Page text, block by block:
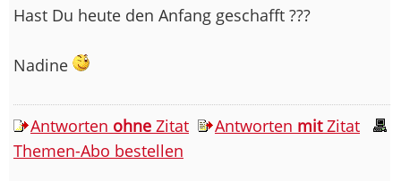
Hast Du heute den Anfang geschafft ???
Nadine
Antworten ohne Zitat Antworten mitZitat
Themen-Abo bestellen